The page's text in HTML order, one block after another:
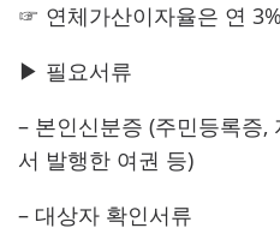
☞ 연체가산이자율은 연
▶ 필요서류
– 본인신분증 (주민등록증,
서 발행한 여권 등)
– 대상자 확인서류